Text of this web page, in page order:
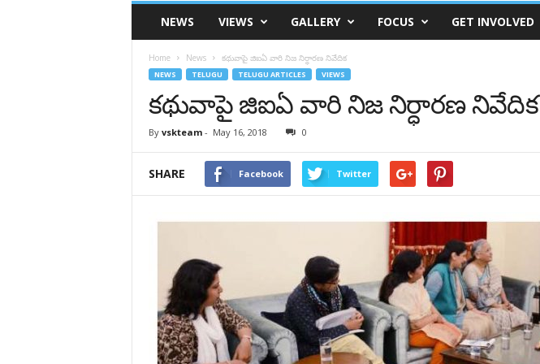
VSK
TelanganaNEWS VIEWS GALLERY FOCUS GET INVOLVED
Home News కథువాపై జి‌ఐ‌ఏ వారి నిజ నిర్ధారణ నివేదిక
NEWS TELUGU TELUGU ARTICLES VIEWS
కథువాపై జి‌ఐ‌ఏ వారి నిజ నిర్ధారణ నివేదిక
By vskteam- May 16, 2018 0
SHARE Facebook Twitter